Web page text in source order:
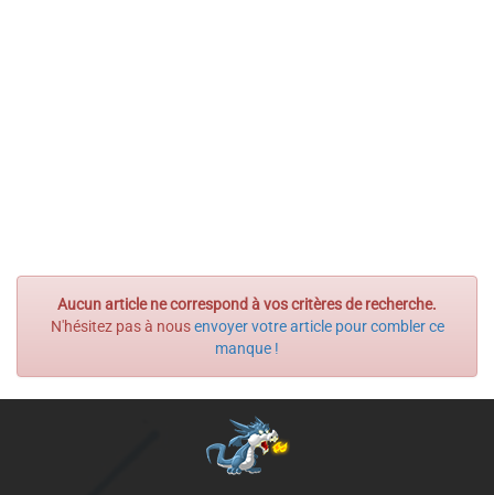
Aucun article ne correspond à vos critères de recherche.
N'hésitez pas à nousenvoyer votre article pour combler ce
manque !